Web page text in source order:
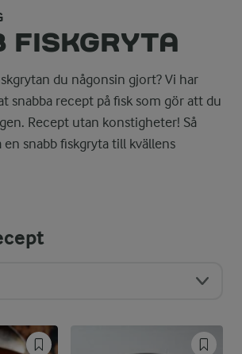
FISKGRYTA
du någonsin gjort? Vi har
snabba recept på fisk som gör att du
Recept utan konstigheter! Så
snabb fiskgryta till kvällens